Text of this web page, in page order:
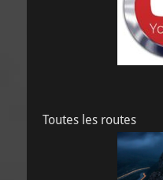
Toutes les routes